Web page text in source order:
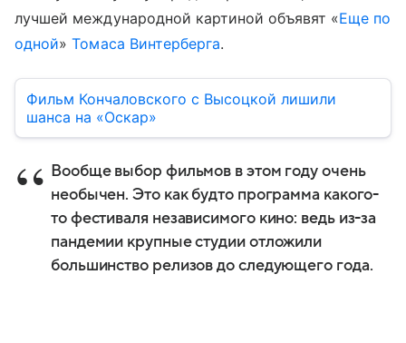
лучшей международной картиной объявят «Еще по
одной»Томаса Винтерберга.
Фильм Кончаловского с Высоцкой лишили
шанса на «Оскар»
Вообще выбор фильмов в этом году очень
необычен. Это как будто программа какого-
то фестиваля независимого кино: ведь из-за
пандемии крупные студии отложили
большинство релизов до следующего года.